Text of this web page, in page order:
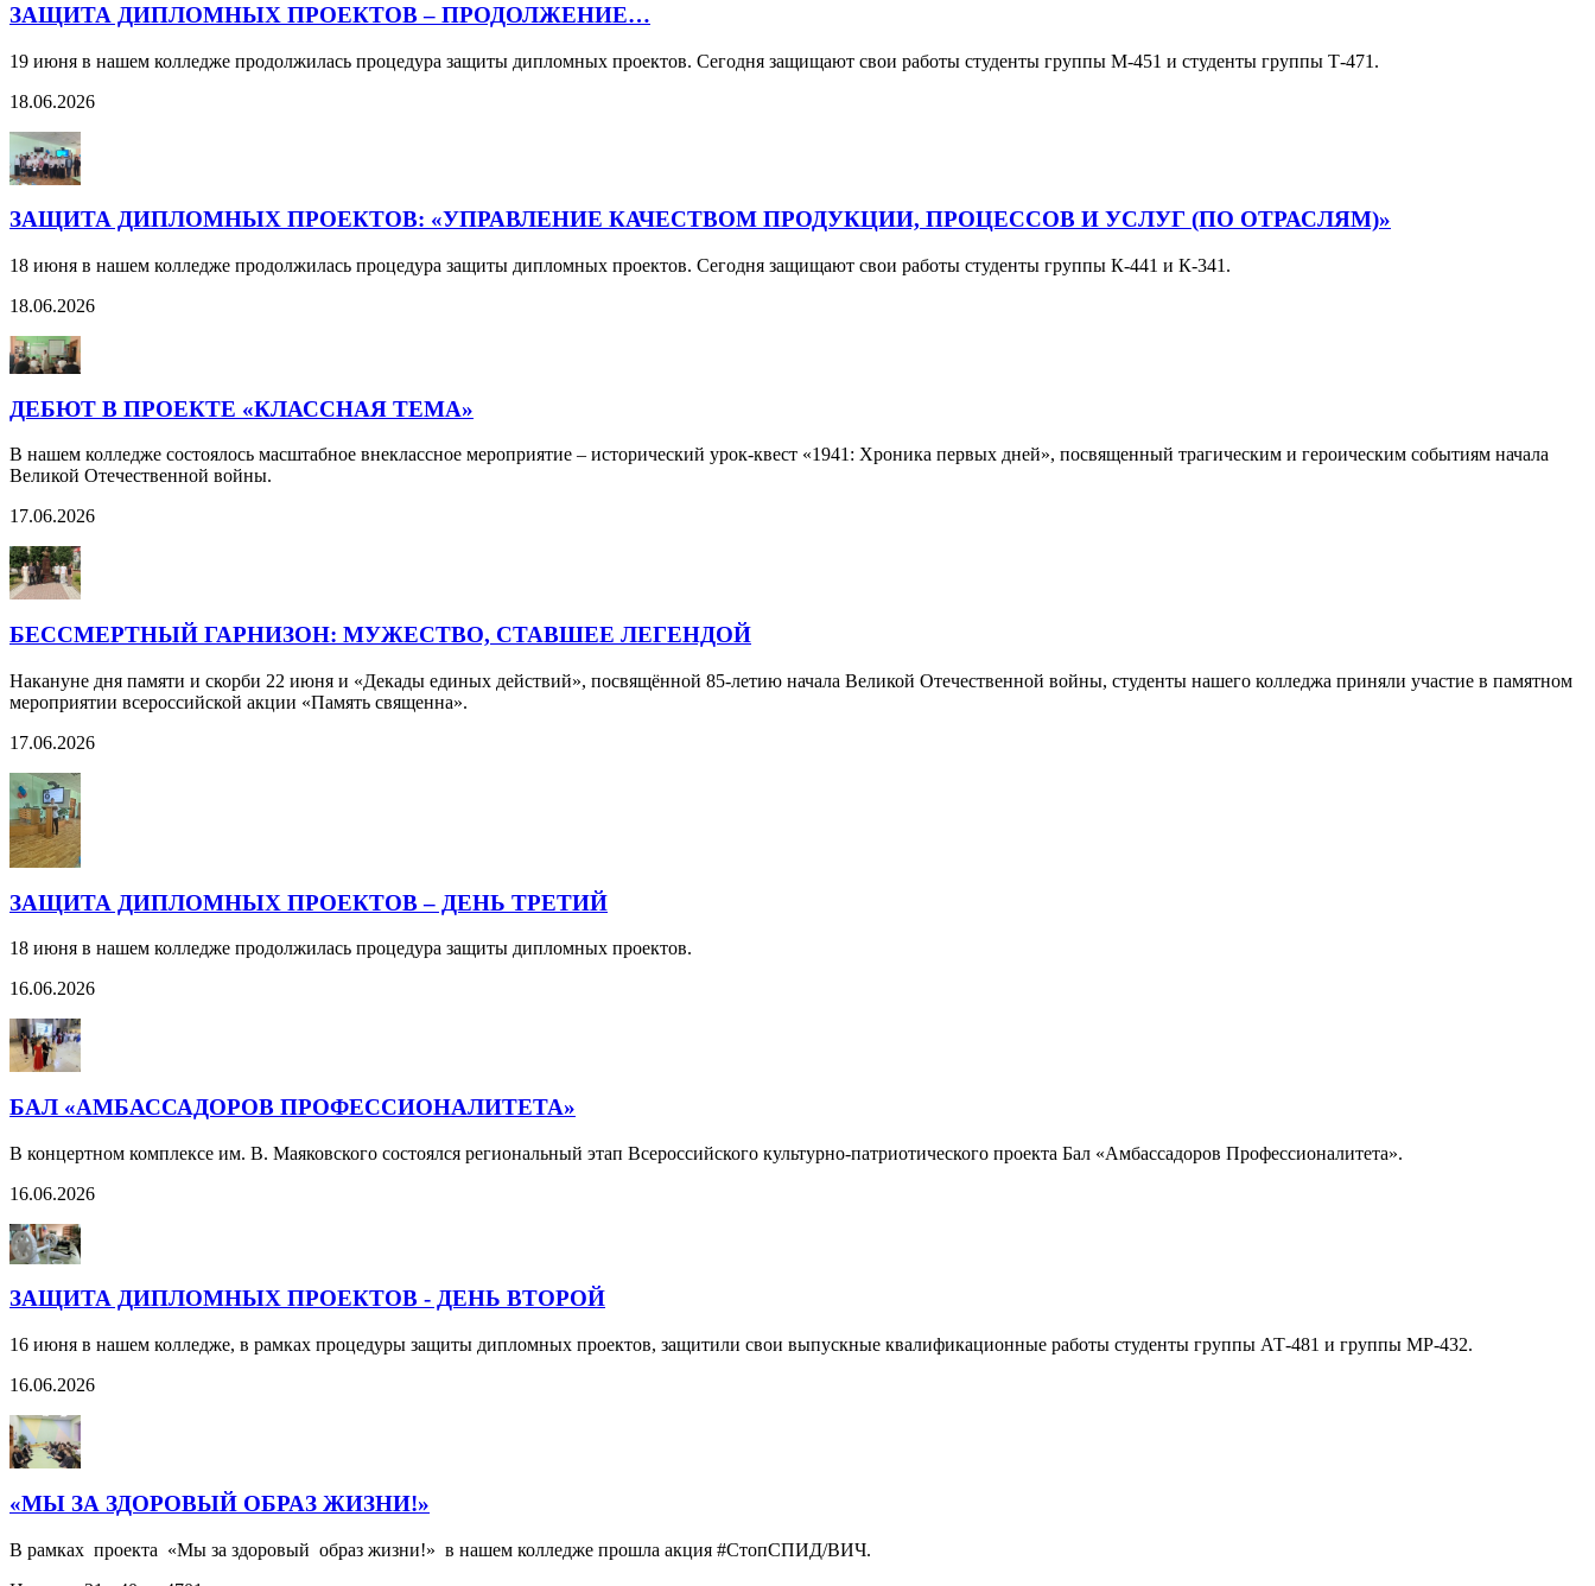
ЗАЩИТА ДИПЛОМНЫХ ПРОЕКТОВ – ПРОДОЛЖЕНИЕ…
19 июня в нашем колледже продолжилась процедура защиты дипломных проектов. Сегодня защищают свои работы студенты группы М-451 и студенты группы Т-471.
18.06.2026
ЗАЩИТА ДИПЛОМНЫХ ПРОЕКТОВ: «УПРАВЛЕНИЕ КАЧЕСТВОМ ПРОДУКЦИИ, ПРОЦЕССОВ И УСЛУГ (ПО ОТРАСЛЯМ)»
18 июня в нашем колледже продолжилась процедура защиты дипломных проектов. Сегодня защищают свои работы студенты группы К-441 и К-341.
18.06.2026
ДЕБЮТ В ПРОЕКТЕ «КЛАССНАЯ ТЕМА»
В нашем колледже состоялось масштабное внеклассное мероприятие – исторический урок-квест «1941: Хроника первых дней», посвященный трагическим и героическим событиям начала
Великой Отечественной войны.
17.06.2026
БЕССМЕРТНЫЙ ГАРНИЗОН: МУЖЕСТВО, СТАВШЕЕ ЛЕГЕНДОЙ
Накануне дня памяти и скорби 22 июня и «Декады единых действий», посвящённой 85-летию начала Великой Отечественной войны, студенты нашего колледжа приняли участие в памятном
мероприятии всероссийской акции «Память священна».
17.06.2026
ЗАЩИТА ДИПЛОМНЫХ ПРОЕКТОВ – ДЕНЬ ТРЕТИЙ
18 июня в нашем колледже продолжилась процедура защиты дипломных проектов.
16.06.2026
БАЛ «АМБАССАДОРОВ ПРОФЕССИОНАЛИТЕТА»
В концертном комплексе им. В. Маяковского состоялся региональный этап Всероссийского культурно-патриотического проекта Бал «Амбассадоров Профессионалитета».
16.06.2026
ЗАЩИТА ДИПЛОМНЫХ ПРОЕКТОВ - ДЕНЬ ВТОРОЙ
16 июня в нашем колледже, в рамках процедуры защиты дипломных проектов, защитили свои выпускные квалификационные работы студенты группы АТ-481 и группы МР-432.
16.06.2026
«МЫ ЗА ЗДОРОВЫЙ ОБРАЗ ЖИЗНИ!»
В рамках проекта «Мы за здоровый образ жизни!» в нашем колледже прошла акция #СтопСПИД/ВИЧ.